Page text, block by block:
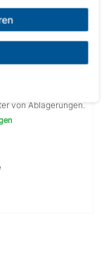
& Swimspas
von Ablagerungen.